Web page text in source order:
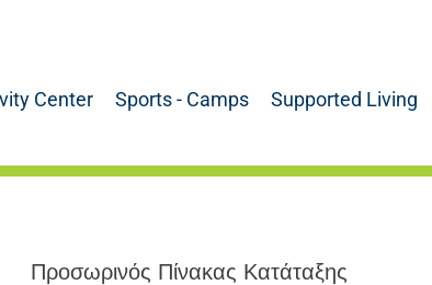
Center Sports - Camps Supported Living
Προσωρινός Πίνακας Κατάταξης